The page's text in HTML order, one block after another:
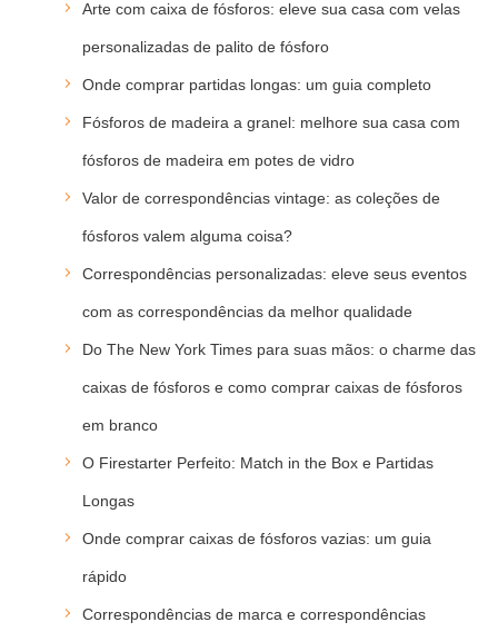
Arte com caixa de fósforos: eleve sua casa com velas
personalizadas de palito de fósforo
Onde comprar partidas longas: um guia completo
Fósforos de madeira a granel: melhore sua casa com
fósforos de madeira em potes de vidro
Valor de correspondências vintage: as coleções de
fósforos valem alguma coisa?
Correspondências personalizadas: eleve seus eventos
com as correspondências da melhor qualidade
Do The New York Times para suas mãos: o charme das
caixas de fósforos e como comprar caixas de fósforos
em branco
O Firestarter Perfeito: Match in the Box e Partidas
Longas
Onde comprar caixas de fósforos vazias: um guia
rápido
Correspondências de marca e correspondências